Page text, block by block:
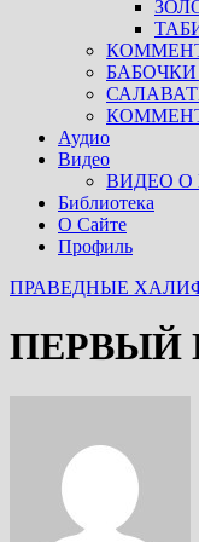
Аудио
Видео
ВИДЕО О
Библиотека
О Сайте
Профиль
ПРАВЕДНЫЕ
ПЕРВЫЙ